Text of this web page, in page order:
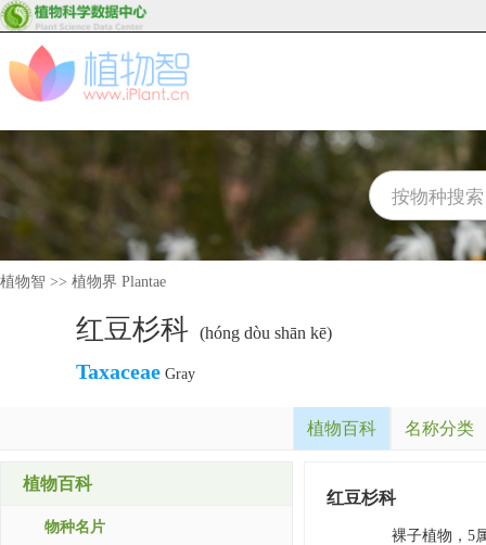
植物智 >> 植物界 Plantae
红豆杉科 (hóng dòu shān kē)
Taxaceae Gray
植物百科 名称分类
植物百科
物种名片
红豆杉科
裸子植物，5